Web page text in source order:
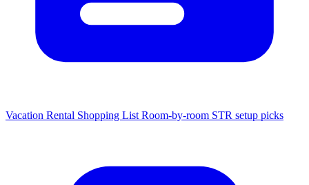
Vacation Rental Shopping List Room-by-room STR setup picks